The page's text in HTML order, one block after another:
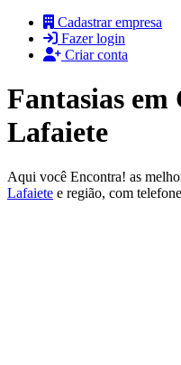
Cadastrar empresa
Fazer login
Criar conta
Fantasias em
Lafaiete
Aqui você Encontra! as
Lafaiete e região, com